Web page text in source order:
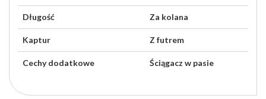
Długość Za kolana
Kaptur Z futrem
Cechy dodatkowe Ściągacz w pasie